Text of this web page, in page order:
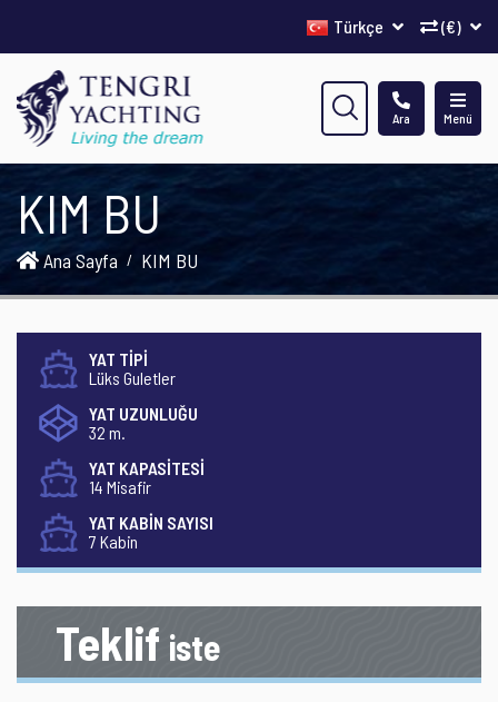
(€)
Türkçe
Menü
Ara
KIM BU
Ana Sayfa KIM BU
YAT TİPİ
Lüks Guletler
YAT UZUNLUĞU
32 m.
YAT KAPASİTESİ
14 Misafir
YAT KABİN SAYISI
7 Kabin
Teklif iste